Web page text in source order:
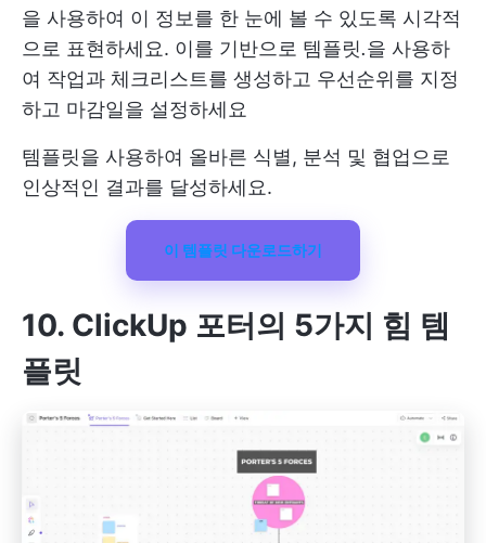
을 사용하여 이 정보를 한 눈에 볼 수 있도록 시각적
으로 표현하세요. 이를 기반으로 템플릿.을 사용하
여 작업과 체크리스트를 생성하고 우선순위를 지정
하고 마감일을 설정하세요
템플릿을 사용하여 올바른 식별, 분석 및 협업으로
인상적인 결과를 달성하세요.
이 템플릿 다운로드하기
10. ClickUp 포터의 5가지 힘 템
플릿